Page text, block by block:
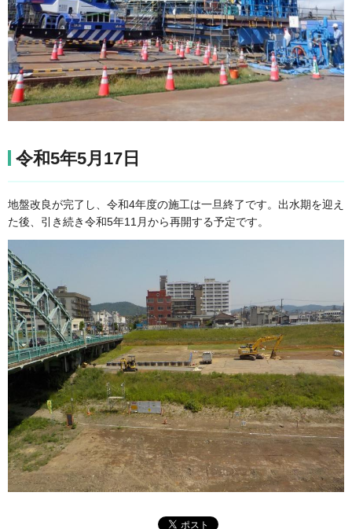
令和5年5月17日
地盤改良が完了し、令和4年度の施工は一旦終了です。出水期を迎え
た後、引き続き令和5年11月から再開する予定です。